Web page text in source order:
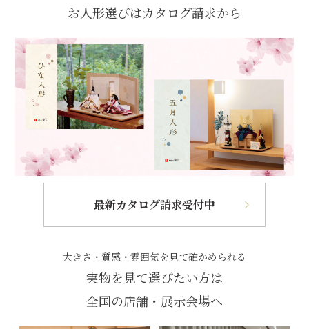
お人形選びはカタログ請求から
最新カタログ請求受付中
大きさ・質感・雰囲気を見て確かめられる
実物を見て選びたい方は
全国の店舗・展示会場へ